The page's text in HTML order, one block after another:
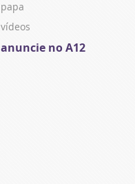
papa
vídeos
anuncie no A12